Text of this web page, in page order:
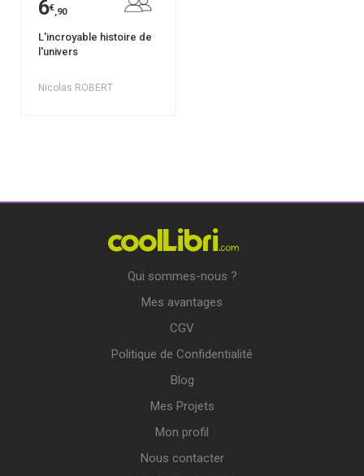
6€,90
L'incroyable histoire de
l'univers
Nicolas ROBERT
Qui sommes-nous ?
Mes avantages
CGV
Politique de Confidentialité
Blog
Mes Projets
Mon profil
Nous contacter